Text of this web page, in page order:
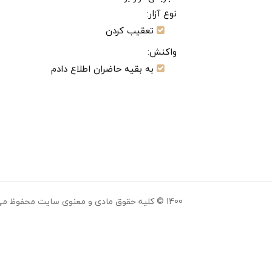
نوع آزار:
تعقیب کردن
واکنش:
به بقیه حاضران اطلاع دادم
1400 © کلیه حقوق مادی و معنوی سایت محفوظ می باشد.